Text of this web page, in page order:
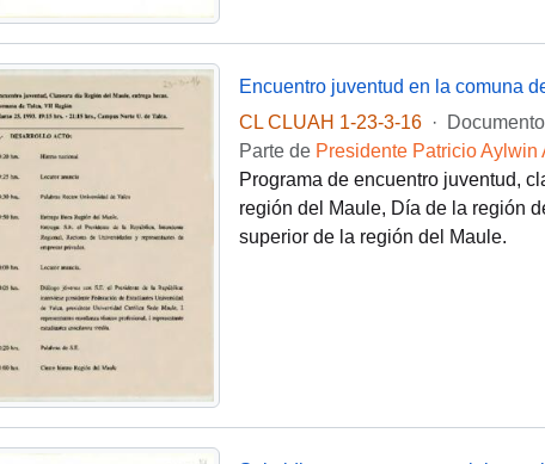
Encuentro juventud en la comuna
CL CLUAH 1-23-3-16
· Documento
Parte de Presidente Patricio Aylwin
Programa de encuentro juventud,
región del Maule, Día de la región
superior de la región del Maule.